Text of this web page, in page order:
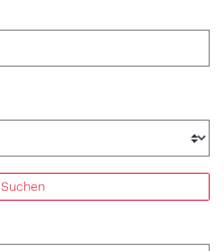
Suchen